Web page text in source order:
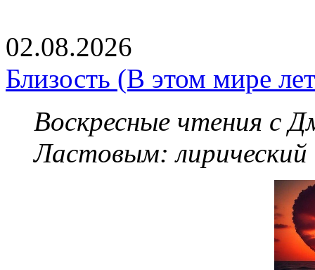
02.08.2026
Близость (В этом мире
Воскресные чтения с
Ластовым: